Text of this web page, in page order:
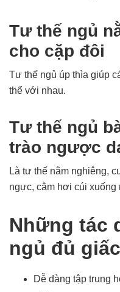
Tư thế ngủ
cho cặp đôi
Tư thế ngủ úp thìa giúp
thể với nhau.
Tư thế ngủ
trào ngược
Là tư thế nằm nghiêng,
ngực, cằm hơi cúi xuống
Những tác
ngủ đủ
Dễ dàng tập trung